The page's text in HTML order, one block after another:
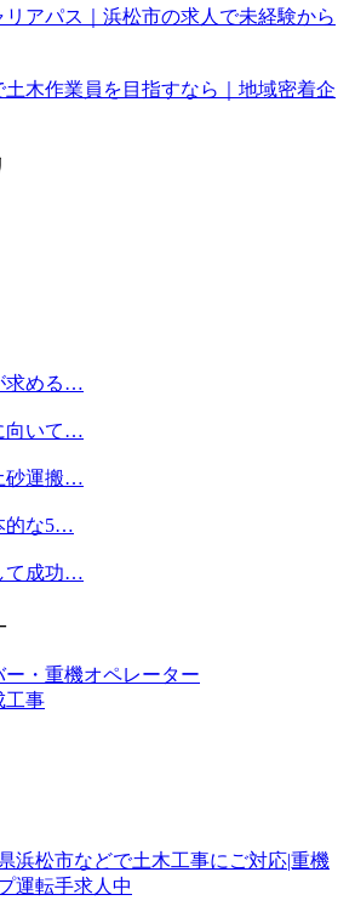
アパス｜浜松市の求人で未経験から
木作業員を目指すなら｜地域密着企
求める…
向いて…
砂運搬…
的な5…
て成功…
ー・重機オペレーター
工事
浜松市などで土木工事にご対応|重機
運転手求人中